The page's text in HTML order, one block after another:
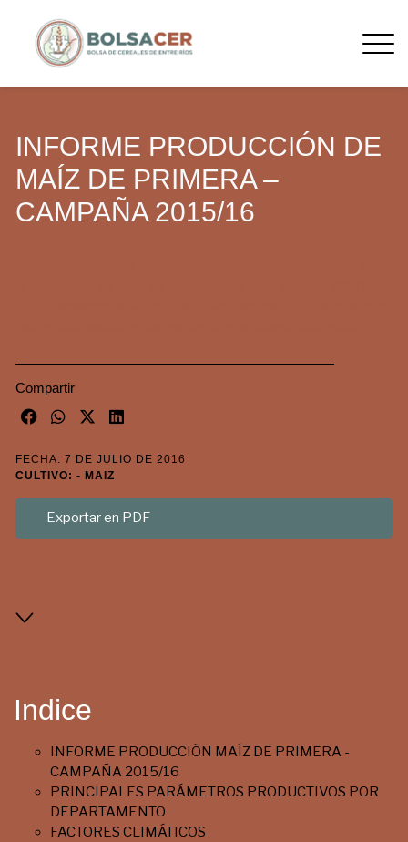
INFORME PRODUCCIÓN DE
MAÍZ DE PRIMERA –
CAMPAÑA 2015/16
Compartir
FECHA: 7 DE JULIO DE 2016
CULTIVO: - MAIZ
Exportar en PDF
Indice
INFORME PRODUCCIÓN MAÍZ DE PRIMERA -
CAMPAÑA 2015/16
PRINCIPALES PARÁMETROS PRODUCTIVOS POR
DEPARTAMENTO
FACTORES CLIMÁTICOS